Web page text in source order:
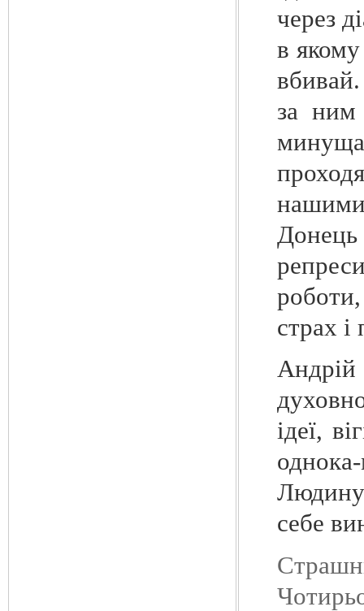
через
в
за ним
страх
Андрій
ідеї,
Людину
себе